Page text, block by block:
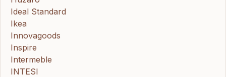
Ideal Standard
Ikea
Innovagoods
Inspire
Intermeble
INTESI